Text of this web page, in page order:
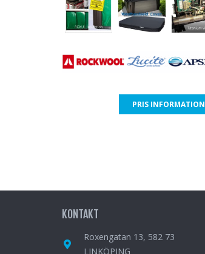
PRIS INFORMATION
KONTAKT
Roxengatan 13, 582 73
LINKÖPING